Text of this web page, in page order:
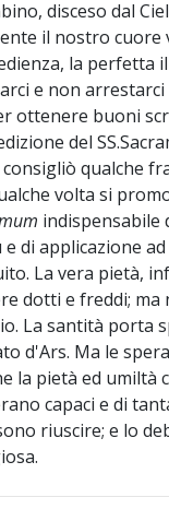
disceso dal
il nostro cuore
la perfetta
e non
ottenere buoni
del
consigliò qualche
volta si
indispensabile
di applicazione
La vera pietà,
dotti e freddi;
La santità porta
d'Ars. Ma le
la pietà ed umiltà
capaci e di
riuscire; e lo